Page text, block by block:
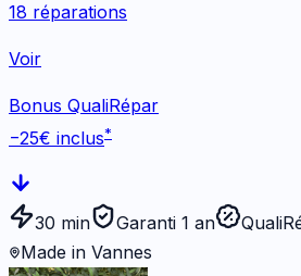
18 réparations
Voir
Bonus QualiRépar
−25€ inclus*
30 min Garanti 1 an
Made in Vannes